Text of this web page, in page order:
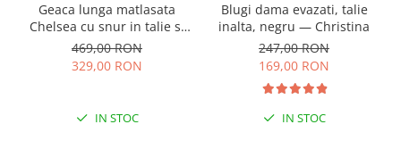
Geaca lunga matlasata
Chelsea cu snur in talie si
buzunare functionale - Bej
469,00 RON
329,00 RON
IN STOC
Blugi dama evazati, talie
inalta, negru — Christina
247,00 RON
169,00 RON
IN STOC